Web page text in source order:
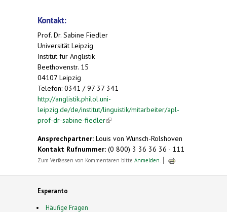
Kontakt:
Prof. Dr. Sabine Fiedler
Universität Leipzig
Institut für Anglistik
Beethovenstr. 15
04107 Leipzig
Telefon: 0341 / 97 37 341
http://anglistik.philol.uni-
leipzig.de/de/institut/linguistik/mitarbeiter/apl-
prof-dr-sabine-fiedler(link is external)
Ansprechpartner: Louis von Wunsch-Rolshoven
Kontakt Rufnummer: (0 800) 3 36 36 36 - 111
Zum Verfassen von Kommentaren bitte Anmelden
Esperanto
Häufige Fragen